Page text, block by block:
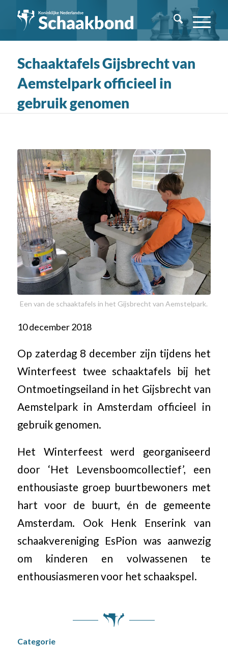
Schaaktafels Gijsbrecht van
Aemstelpark officieel in
gebruik genomen
Een van de schaaktafels in het Gijsbrecht van Aemstelpark.
10 december 2018
Op zaterdag 8 december zijn tijdens het
Winterfeest twee schaaktafels bij het
Ontmoetingseiland in het Gijsbrecht van
Aemstelpark in Amsterdam officieel in
gebruik genomen.
Het Winterfeest werd georganiseerd
door ‘Het Levensboomcollectief’, een
enthousiaste groep buurtbewoners met
hart voor de buurt, én de gemeente
Amsterdam. Ook Henk Enserink van
schaakvereniging EsPion was aanwezig
om kinderen en volwassenen te
enthousiasmeren voor het schaakspel.
Categorie